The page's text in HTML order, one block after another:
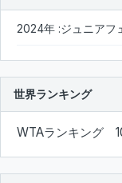
2024年 :ジュニアフ
世界ランキング
WTAランキング